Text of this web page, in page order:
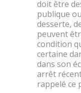
doit être
publique
desserte,
peuvent
condition
certaine
dans son
arrêt
rappelé ce